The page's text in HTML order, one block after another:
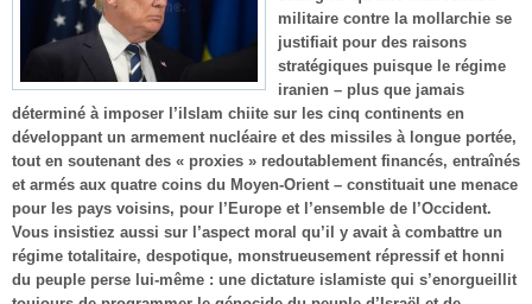
militaire contre la mollarchie se
justifiait pour des raisons
stratégiques puisque le régime
iranien – plus que jamais
déterminé à imposer l’iIslam chiite sur les cinq continents en
développant un armement nucléaire et des missiles à longue portée,
tout en soutenant des « proxies » redoutablement financés, entraînés
et armés aux quatre coins du Moyen-Orient – constituait une menace
pour les pays voisins, pour l’Europe et l’ensemble de l’Occident.
Vous insistiez aussi sur l’aspect moral qu’il y avait à combattre un
régime totalitaire, despotique, monstrueusement répressif et honni
du peuple perse lui-même : une dictature islamiste qui s’enorgueillit